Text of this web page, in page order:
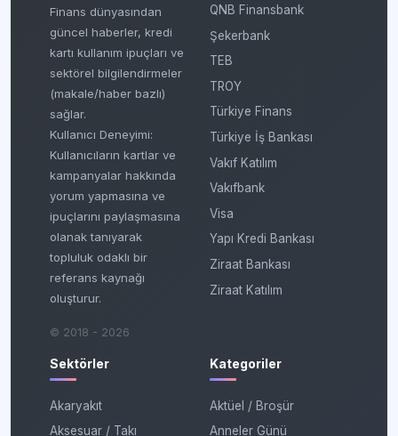
Finans dünyasından
güncel haberler, kredi
kartı kullanım ipuçları ve
sektörel bilgilendirmeler
(makale/haber bazlı)
sağlar.
Kullanıcı Deneyimi:
Kullanıcıların kartlar ve
kampanyalar hakkında
yorum yapmasına ve
ipuçlarını paylaşmasına
olanak tanıyarak
topluluk odaklı bir
referans kaynağı
oluşturur.
© 2018 - 2026
QNB Finansbank
Şekerbank
TEB
TROY
Türkiye Finans
Türkiye İş Bankası
Vakıf Katılım
Vakıfbank
Visa
Yapı Kredi Bankası
Ziraat Bankası
Ziraat Katılım
Sektörler
Akaryakıt
Aksesuar / Takı
Kategoriler
Aktüel / Broşür
Anneler Günü